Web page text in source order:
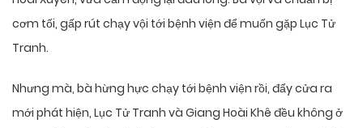
cơm tối, gấp rút chạy vội tới bệnh viện để muốn gặp Lục Tử
Tranh.
Nhưng mà, bà hừng hực chạy tới bệnh viện rồi, đẩy cửa ra
mới phát hiện, Lục Tử Tranh và Giang Hoài Khê đều không ở